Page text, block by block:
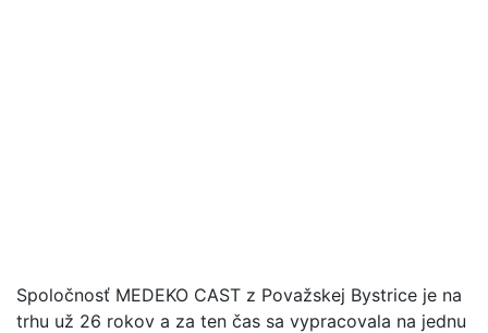
Spoločnosť MEDEKO CAST z Považskej Bystrice je na
trhu už 26 rokov a za ten čas sa vypracovala na jednu